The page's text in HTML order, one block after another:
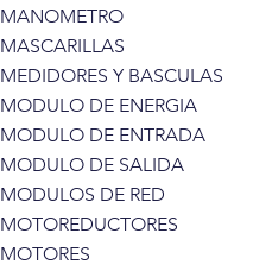
MANOMETRO
MASCARILLAS
MEDIDORES Y BASCULAS
MODULO DE ENERGIA
MODULO DE ENTRADA
MODULO DE SALIDA
MODULOS DE RED
MOTOREDUCTORES
MOTORES